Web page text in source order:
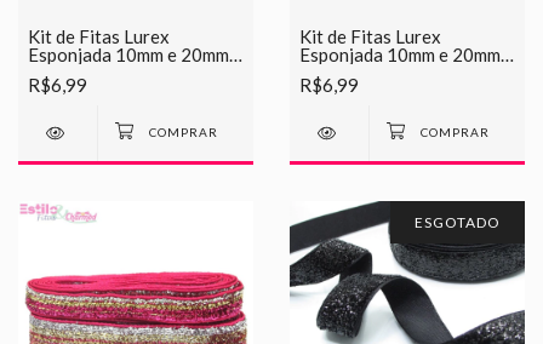
Kit de Fitas Lurex
Esponjada 10mm e 20mm -
02 Azul Meslcado
R$6,99
Kit de Fitas Lurex
Esponjada 10mm e 20mm -
01 Lilás Meslcado
R$6,99
ESGOTADO